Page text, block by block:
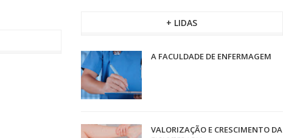
+ LIDAS
A FACULDADE DE ENFERMAGEM
VALORIZAÇÃO E CRESCIMENTO DA